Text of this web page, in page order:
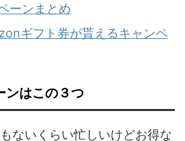
ーンまとめ
ギフト券が貰えるキャンペ
ンはこの３つ
ないくらい忙しいけどお得な